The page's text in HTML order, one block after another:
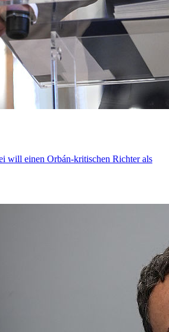
will einen Orbán-kritischen Richter als